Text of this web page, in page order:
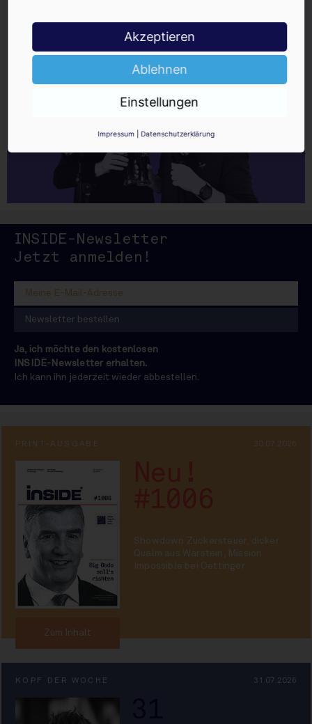
INSIDE
INSIDE-Newsletter
Jetzt anmelden!
Ja, ich möchte den kostenlosen
INSIDE-Newsletter erhalten.
Ich kann ihn jederzeit wieder abbestellen.
PRINT-AUSGABE 30.07.2026
Showdown Zuckersteuer, dicker
Qualm aus Warstein, Mission
Impossible bei Oettinger
Zum Inhalt
KOPF DER WOCHE 31.07.2026
Akzeptieren
Ablehnen
Einstellungen
Impressum Datenschutzerklärung